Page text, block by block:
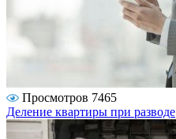
Просмотров 7465
Деление квартиры при разводе